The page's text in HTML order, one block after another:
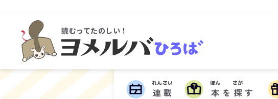
読むってたのしい！
ヨメルバひろば
連載
れんさい
本
ほん
を 探
さが
す